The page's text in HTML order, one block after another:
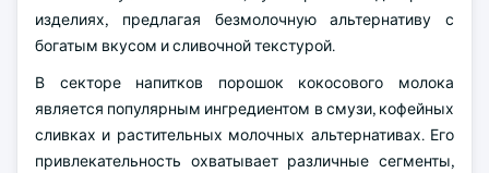
изделиях, предлагая безмолочную альтернативу с
богатым вкусом и сливочной текстурой.
В секторе напитков порошок кокосового молока
является популярным ингредиентом в смузи, кофейных
сливках и растительных молочных альтернативах. Его
привлекательность охватывает различные сегменты,